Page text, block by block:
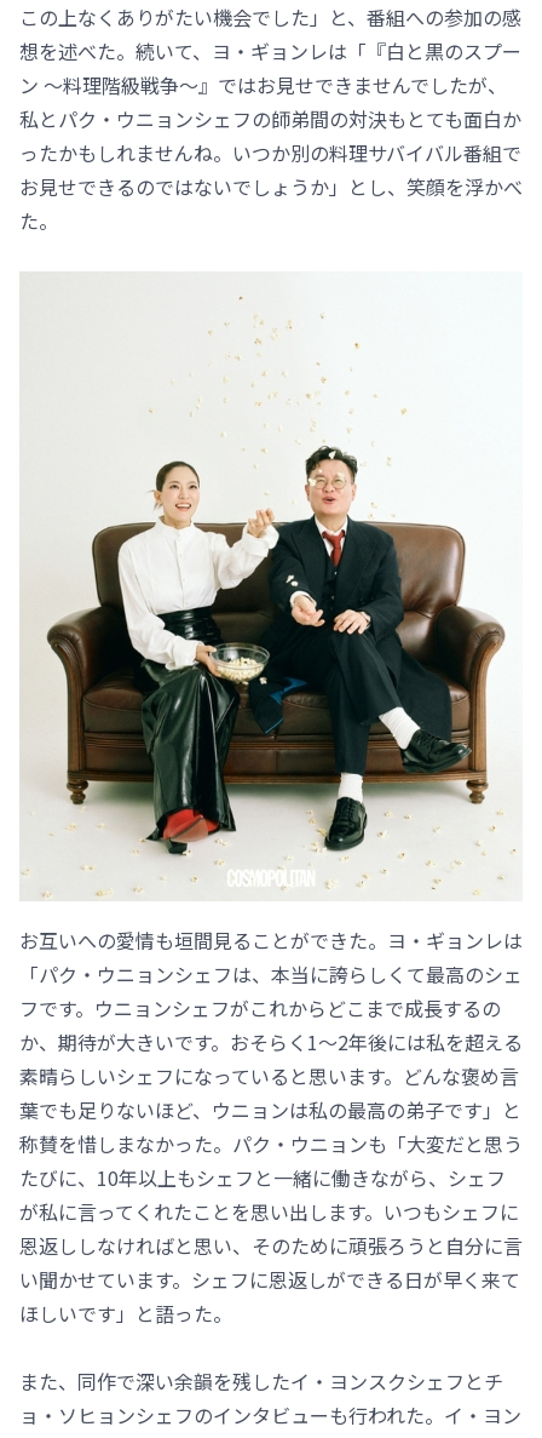
この上なくありがたい機会でした」と、番組への参加の感
想を述べた。続いて、ヨ・ギョンレは「『白と黒のスプー
ン ～料理階級戦争～』ではお見せできませんでしたが、
私とパク・ウニョンシェフの師弟間の対決もとても面白か
ったかもしれませんね。いつか別の料理サバイバル番組で
お見せできるのではないでしょうか」とし、笑顔を浮かべ
た。
お互いへの愛情も垣間見ることができた。ヨ・ギョンレは
「パク・ウニョンシェフは、本当に誇らしくて最高のシェ
フです。ウニョンシェフがこれからどこまで成長するの
か、期待が大きいです。おそらく1～2年後には私を超える
素晴らしいシェフになっていると思います。どんな褒め言
葉でも足りないほど、ウニョンは私の最高の弟子です」と
称賛を惜しまなかった。パク・ウニョンも「大変だと思う
たびに、10年以上もシェフと一緒に働きながら、シェフ
が私に言ってくれたことを思い出します。いつもシェフに
恩返ししなければと思い、そのために頑張ろうと自分に言
い聞かせています。シェフに恩返しができる日が早く来て
ほしいです」と語った。
また、同作で深い余韻を残したイ・ヨンスクシェフとチ
ョ・ソヒョンシェフのインタビューも行われた。イ・ヨン